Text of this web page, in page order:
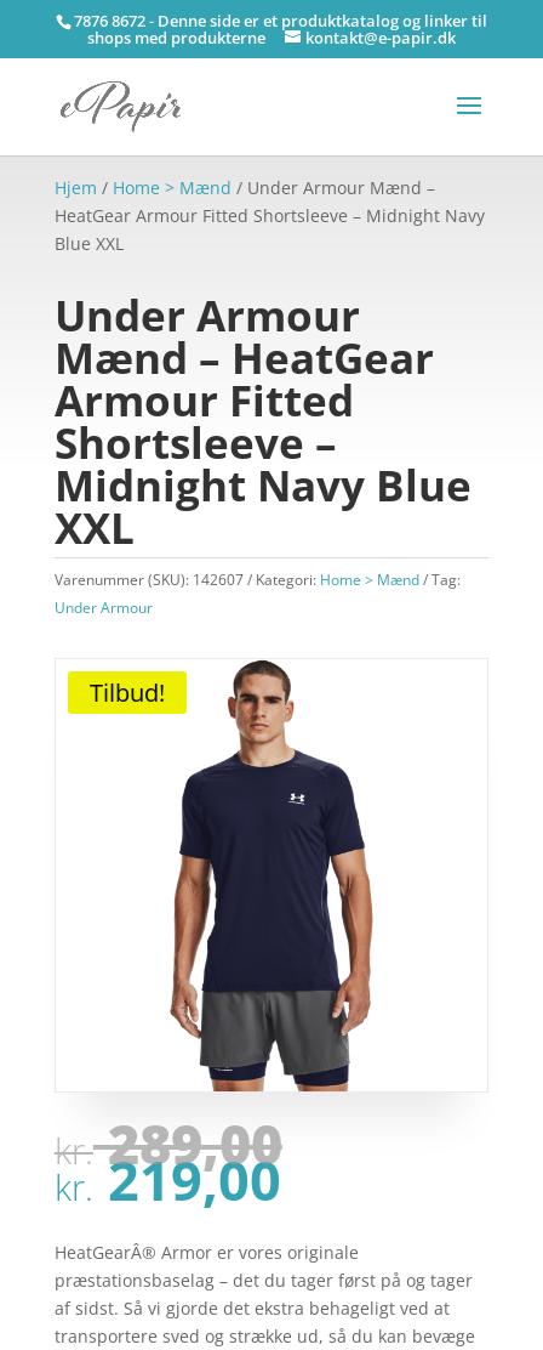
7876 8672 - Denne side er et produktkatalog og linker til
shops med produkterne kontakt@e-papir.dk
Hjem / Home > Mænd / Under Armour Mænd –
HeatGear Armour Fitted Shortsleeve – Midnight Navy
Blue XXL
Under Armour
Mænd – HeatGear
Armour Fitted
Shortsleeve –
Midnight Navy Blue
XXL
Varenummer (SKU): 142607 Kategori: Home > Mænd
Tag:
Under Armour
Tilbud!
kr.289,00Den
var:
kr.
kr.219,00Den
pris
er:
kr.
HeatGearÂ® Armor er vores originale
præstationsbaselag – det du tager først på og tager
af sidst. Så vi gjorde det ekstra behageligt ved at
transportere sved og strække ud, så du kan bevæge